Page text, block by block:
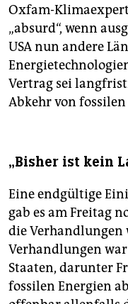
Oxfam-
„absurd“, wenn
USA nun andere
Vertrag sei
Abkehr von
„Bisher ist kein
Eine endgültige
gab es am Freitag
die Verhandlungen
Verhandlungen war
Staaten, darunter
fossilen Energien